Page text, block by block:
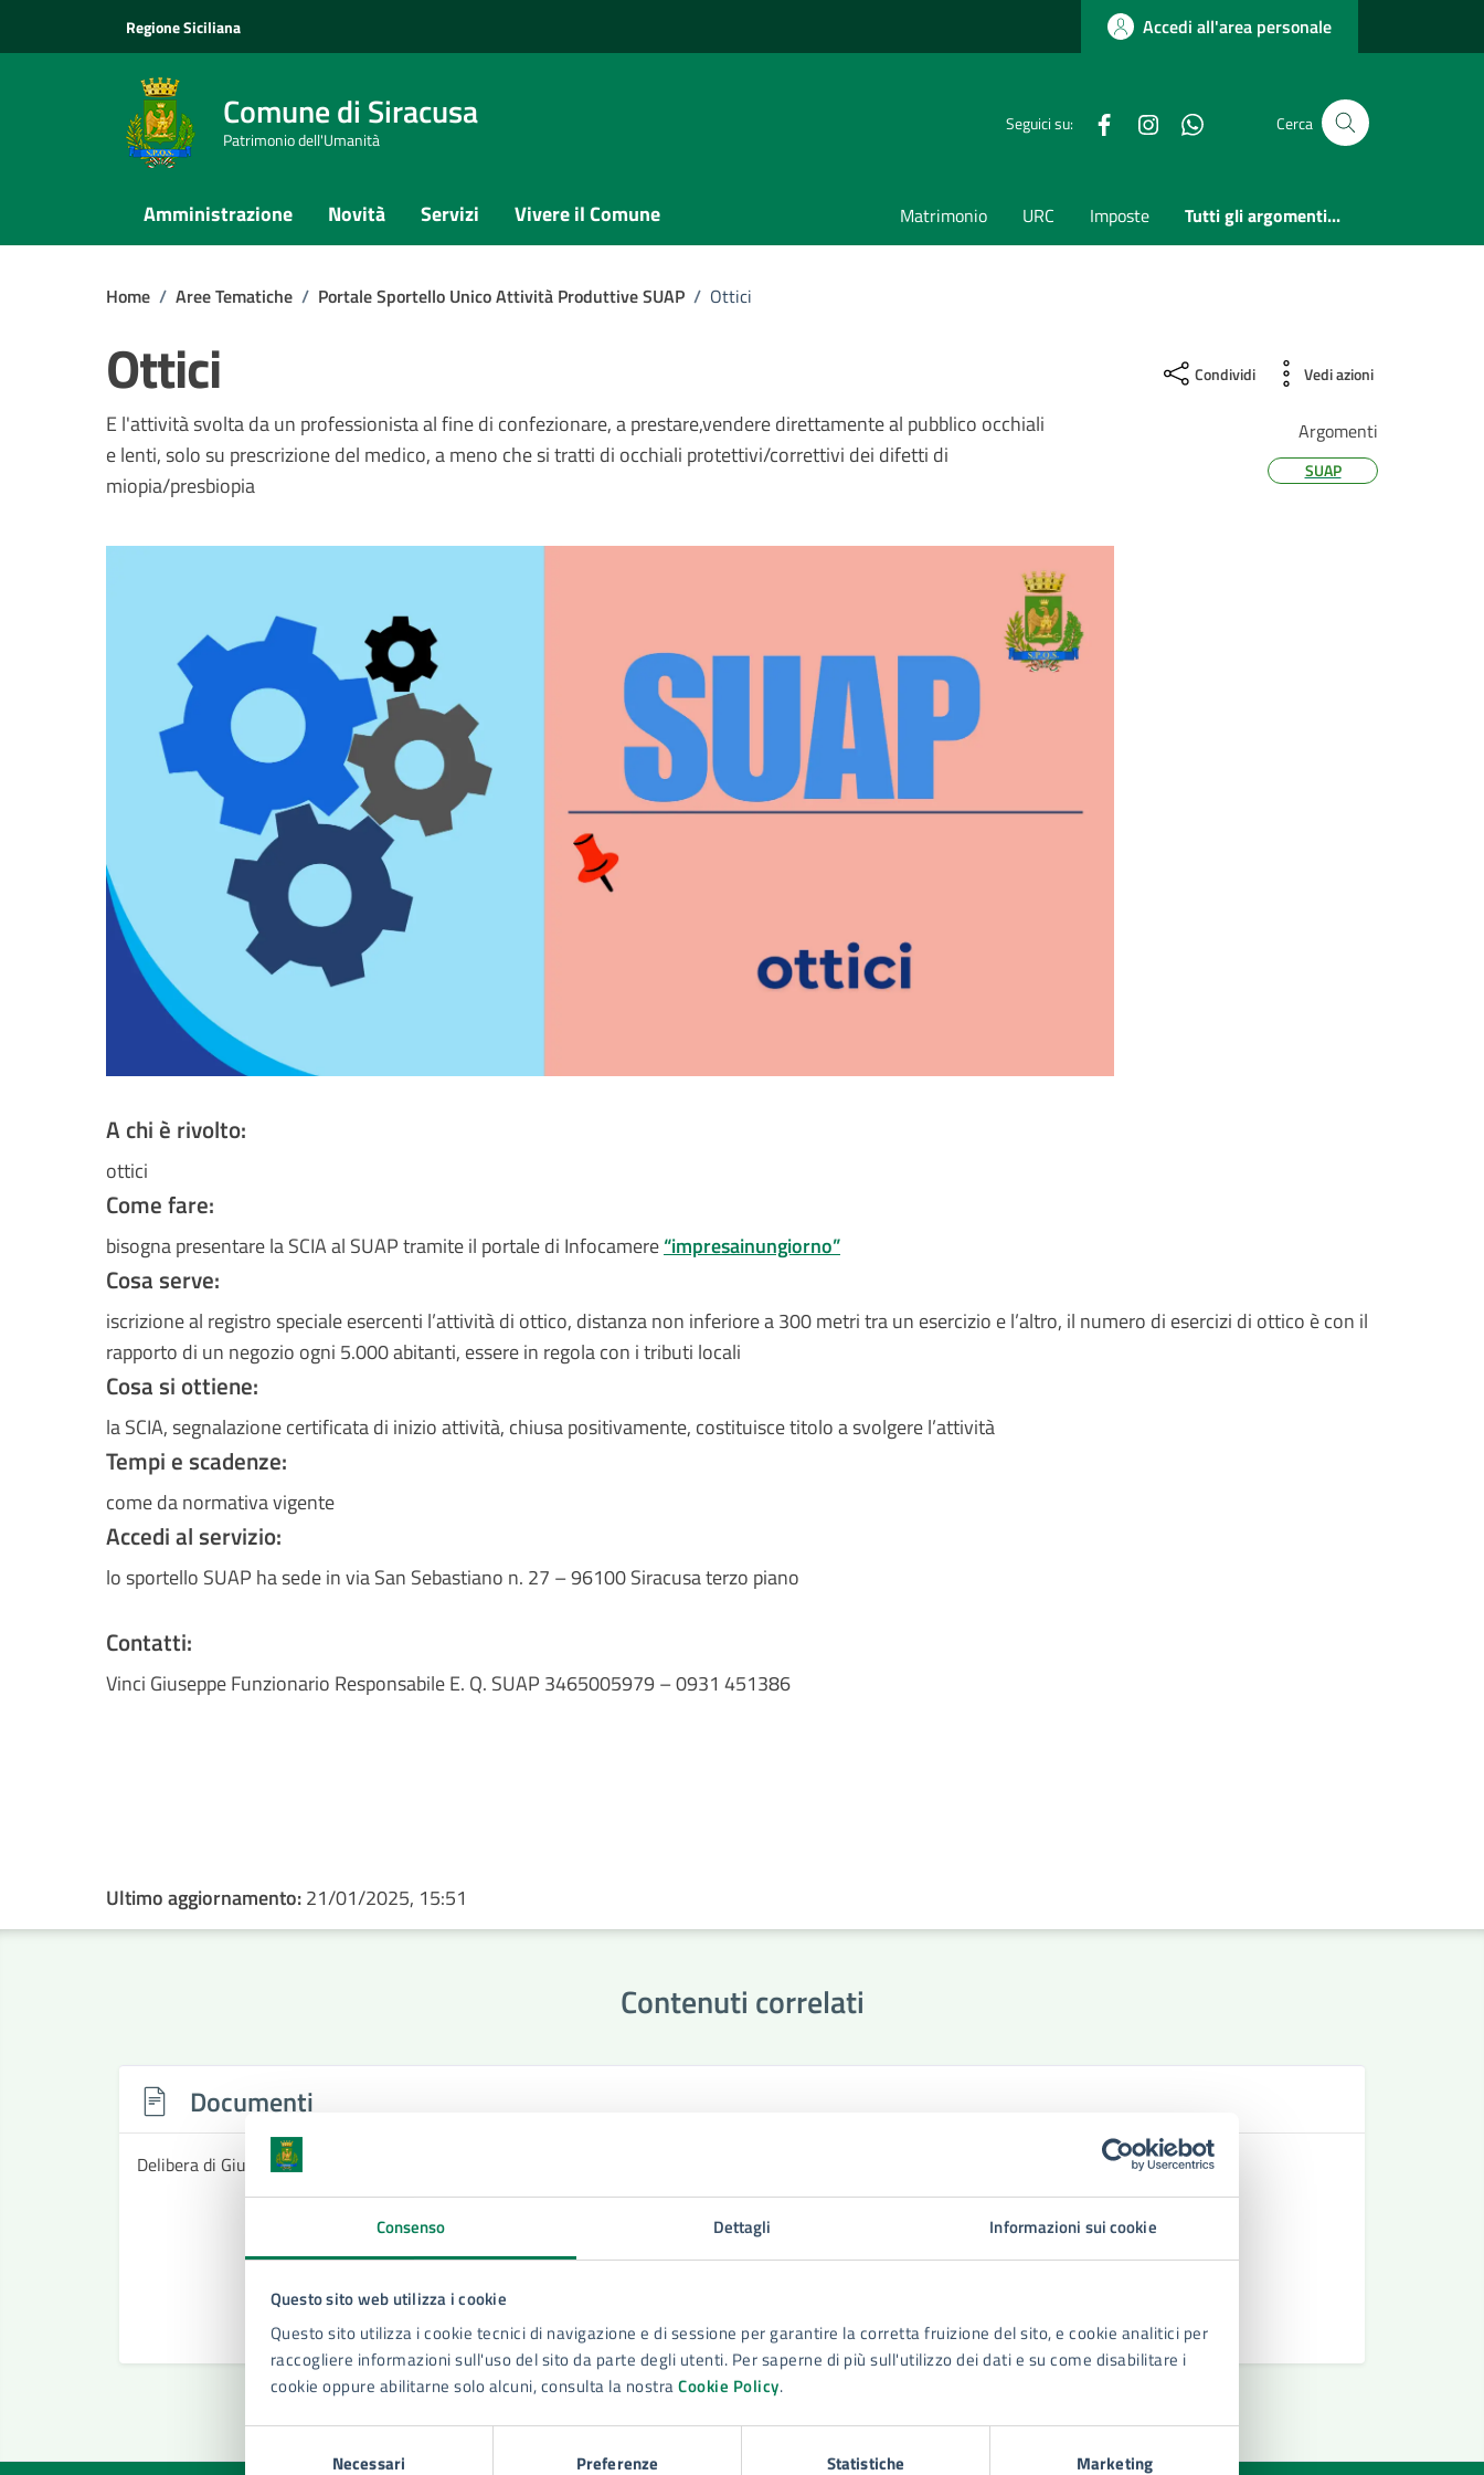
Consenso Dettagli Informazioni sui cookie
Questo sito web utilizza i cookie
Questo sito utilizza i cookie tecnici di navigazione e di sessione per garantire la corretta fruizione del sito, e cookie analitici per
raccogliere informazioni sull'uso del sito da parte degli utenti. Per saperne di più sull'utilizzo dei dati e su come disabilitare i
cookie oppure abilitarne solo alcuni, consulta la nostraCookie Policy.
del
Necessari Preferenze Statistiche Marketing
Regione Siciliana Accedi all'area personale
Comune di Siracusa
Patrimonio dell'Umanità
Seguici su: FacebookInstagramwhatsappCerca
Amministrazione Novità Servizi Vivere il Comune Matrimonio URC Imposte Tutti gli argomenti...
Home / Aree Tematiche / Portale Sportello Unico Attività Produttive SUAP / Ottici
Ottici
E l'attività svolta da un professionista al fine di confezionare, a prestare,vendere direttamente al pubblico occhiali
e lenti, solo su prescrizione del medico, a meno che si tratti di occhiali protettivi/correttivi dei difetti di
miopia/presbiopia
Condividi Vedi azioni
Argomenti
SUAP
A chi è rivolto:
ottici
Come fare:
bisogna presentare la SCIA al SUAP tramite il portale di Infocamere“impresainungiorno”
Cosa serve:
iscrizione al registro speciale esercenti l’attività di ottico, distanza non inferiore a 300 metri tra un esercizio e l’altro, il numero di esercizi di ottico è con il
rapporto di un negozio ogni 5.000 abitanti, essere in regola con i tributi locali
Cosa si ottiene:
la SCIA, segnalazione certificata di inizio attività, chiusa positivamente, costituisce titolo a svolgere l’attività
Tempi e scadenze:
come da normativa vigente
Accedi al servizio:
lo sportello SUAP ha sede in via San Sebastiano n. 27 – 96100 Siracusa terzo piano
Contatti:
Vinci Giuseppe Funzionario Responsabile E. Q. SUAP 3465005979 – 0931 451386
Ultimo aggiornamento:21/01/2025, 15:51
Contenuti correlati
Documenti
Delibera di Giunta tariffe diritti di istruttoria pratiche SUAP